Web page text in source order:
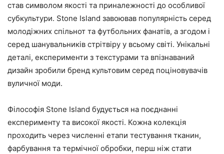
став символом якості та приналежності до особливої
субкультури. Stone Island завоював популярність серед
молодіжних спільнот та футбольних фанатів, а згодом і
серед шанувальників стрітвіру у всьому світі. Унікальні
деталі, експерименти з текстурами та впізнаваний
дизайн зробили бренд культовим серед поціновувачів
вуличної моди.
Філософія Stone Island будується на поєднанні
експерименту та високої якості. Кожна колекція
проходить через численні етапи тестування тканин,
фарбування та термічної обробки, перш ніж стати